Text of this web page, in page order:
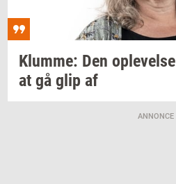
Klum­me: Den op­le­vel­se
at gå glip af
ANNONCE